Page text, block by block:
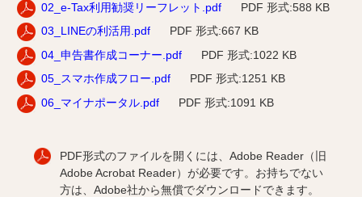
02_e-Tax利用勧奨リーフレット.pdf
PDF 形式:588 KB
03_LINEの利活用.pdf
PDF 形式:667 KB
04_申告書作成コーナー.pdf
PDF 形式:1022 KB
05_スマホ作成フロー.pdf
PDF 形式:1251 KB
06_マイナポータル.pdf
PDF 形式:1091 KB
PDF形式のファイルを開くには、Adobe Reader（旧
Adobe Acrobat Reader）が必要です。お持ちでない
方は、Adobe社から無償でダウンロードできます。